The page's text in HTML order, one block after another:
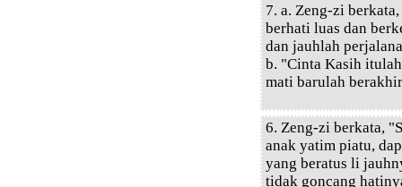
7. a. Zeng-zi
berhati luas dan
dan jauhlah
b. "Cinta Kasih
mati barulah
6. Zeng-zi berkata,
anak yatim piatu,
yang beratus li
tidak goncang